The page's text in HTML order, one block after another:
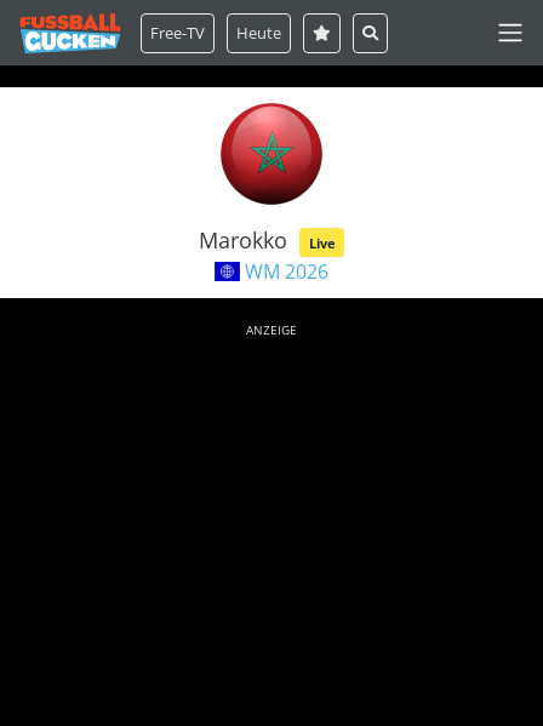
Free-TV Heute
Marokko Live
WM 2026
ANZEIGE